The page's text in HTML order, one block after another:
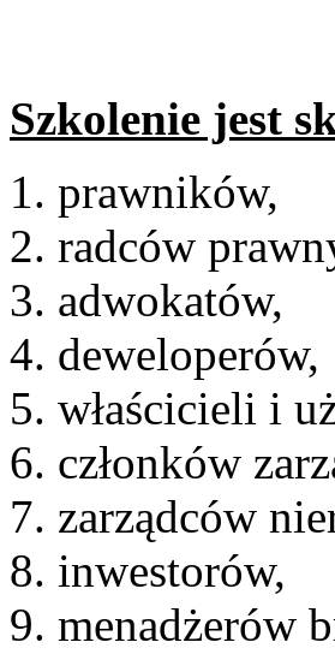
Szkolenie jest
prawników,
radców
adwokatów,
deweloperów,
właścicieli i
członków
zarządców
inwestorów,
menadżerów